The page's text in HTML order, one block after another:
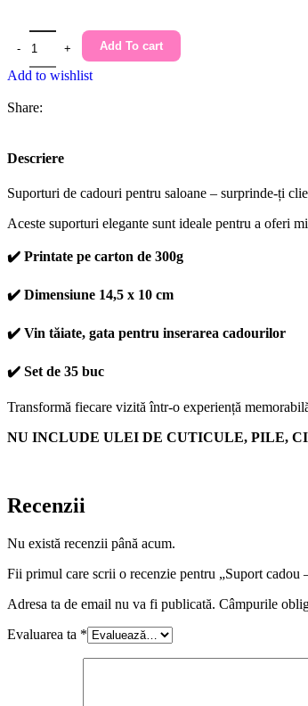
Add To cart
Add to wishlist
Share:
Descriere
Suporturi de cadouri pentru saloane – surprinde-ți
Aceste suporturi elegante sunt ideale pentru a oferi
✔️ Printate pe carton de 300g
✔️ Dimensiune 14,5 x 10 cm
✔️ Vin tăiate, gata pentru inserarea cadourilor
✔️ Set de 35 buc
Transformă fiecare vizită într-o experiență
NU INCLUDE ULEI DE CUTICULE, PILE,
Recenzii
Nu există recenzii până acum.
Fii primul care scrii o recenzie pentru „Suport
Adresa ta de email nu va fi publicată. Câmpurile
Evaluarea ta *